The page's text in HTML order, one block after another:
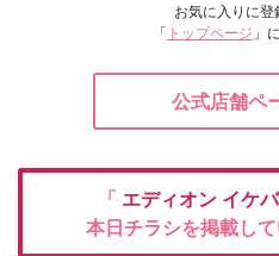
お気に入りに登
「 トップページ 」
公式店舗ペ
「 エディオン イケ
本日チラシを掲載し